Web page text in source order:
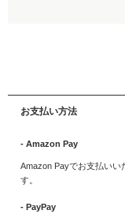
お支払い方法
- Amazon Pay
Amazon Payでお支払いい
す。
- PayPay